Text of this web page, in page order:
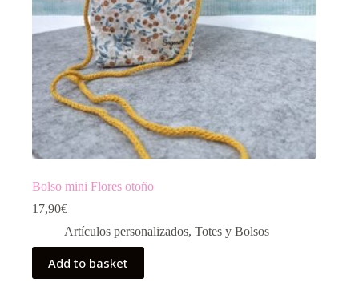
Bolso mini Flores otoño
17,90€
Artículos personalizados, Totes y Bolsos
Add to basket